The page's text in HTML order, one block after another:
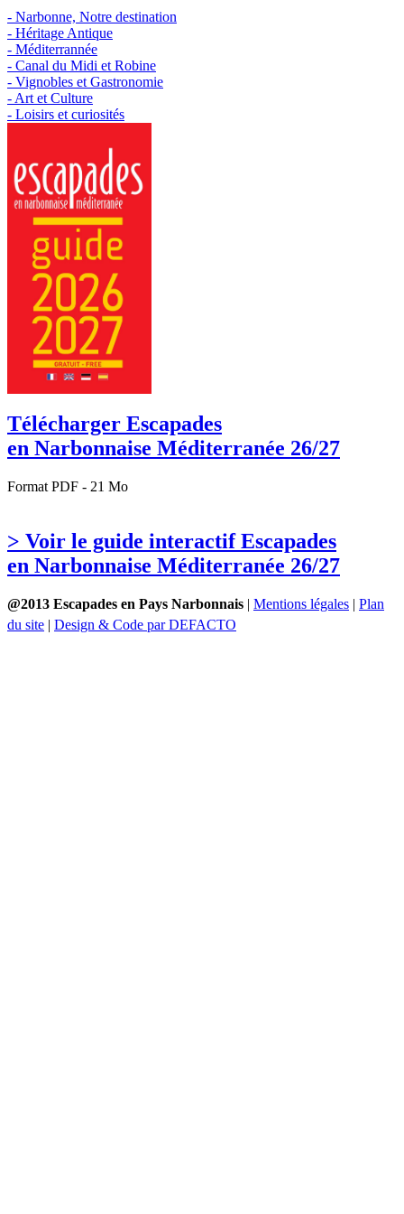
- Narbonne, Notre destination
- Héritage Antique
- Méditerrannée
- Canal du Midi et Robine
- Vignobles et Gastronomie
- Art et Culture
- Loisirs et curiosités
Télécharger Escapades
en Narbonnaise Méditerranée 26/27
Format PDF - 21 Mo
> Voir le guide interactif Escapades
en Narbonnaise Méditerranée 26/27
@2013 Escapades en Pays Narbonnais | Mentions légales | Plan
du site | Design & Code par DEFACTO